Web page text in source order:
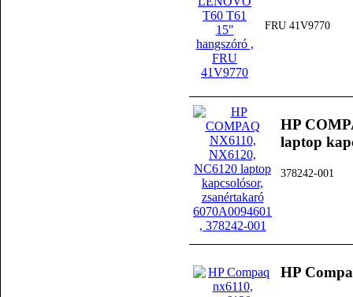
FRU 41V9770
HP
laptop
378242-001
HP